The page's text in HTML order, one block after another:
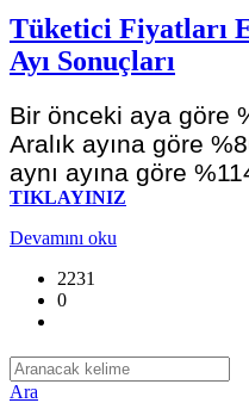
Tüketici Fiyatları
Ayı Sonuçları
Bir önceki aya göre
Aralık ayına göre
aynı ayına göre
TIKLAYINIZ
Devamını oku
2231
0
Ara